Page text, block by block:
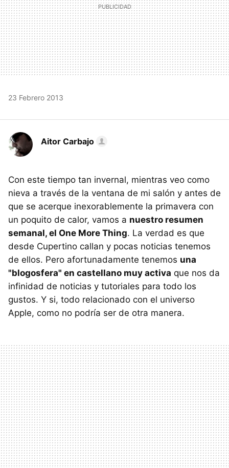
23 Febrero 2013
Aitor Carbajo
Con este tiempo tan invernal, mientras veo como
nieva a través de la ventana de mi salón y antes de
que se acerque inexorablemente la primavera con
un poquito de calor, vamos a nuestro resumen
semanal, el One More Thing. La verdad es que
desde Cupertino callan y pocas noticias tenemos
de ellos. Pero afortunadamente tenemos una
"blogosfera" en castellano muy activa que nos da
infinidad de noticias y tutoriales para todo los
gustos. Y si, todo relacionado con el universo
Apple, como no podría ser de otra manera.